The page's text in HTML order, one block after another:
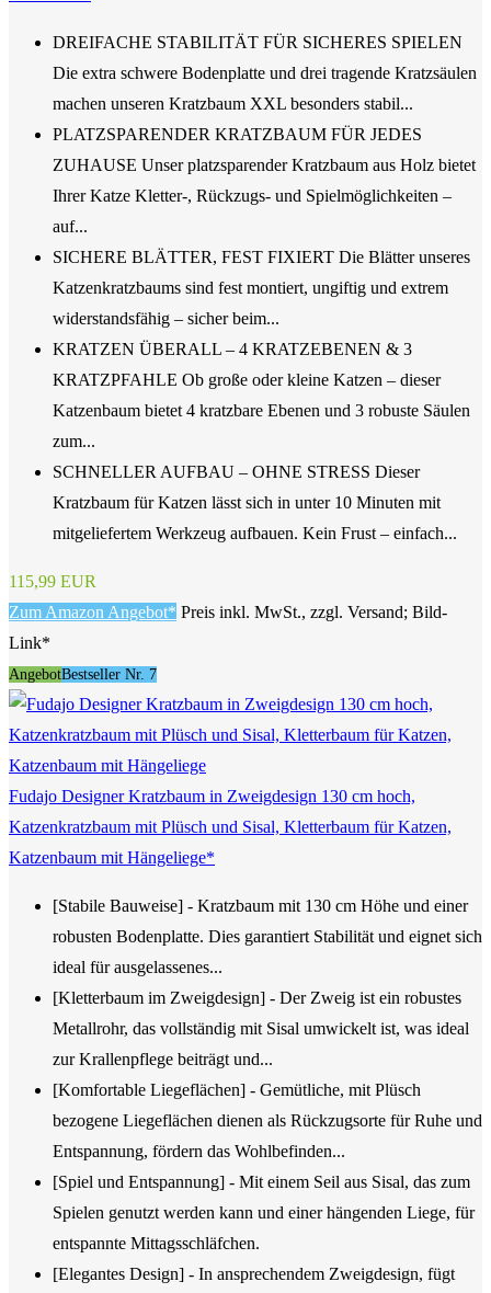
DREIFACHE STABILITÄT FÜR SICHERES SPIELEN
Die extra schwere Bodenplatte und drei tragende Kratzsäulen
machen unseren Kratzbaum XXL besonders stabil...
PLATZSPARENDER KRATZBAUM FÜR JEDES
ZUHAUSE Unser platzsparender Kratzbaum aus Holz bietet
Ihrer Katze Kletter-, Rückzugs- und Spielmöglichkeiten –
auf...
SICHERE BLÄTTER, FEST FIXIERT Die Blätter unseres
Katzenkratzbaums sind fest montiert, ungiftig und extrem
widerstandsfähig – sicher beim...
KRATZEN ÜBERALL – 4 KRATZEBENEN & 3
KRATZPFAHLE Ob große oder kleine Katzen – dieser
Katzenbaum bietet 4 kratzbare Ebenen und 3 robuste Säulen
zum...
SCHNELLER AUFBAU – OHNE STRESS Dieser
Kratzbaum für Katzen lässt sich in unter 10 Minuten mit
mitgeliefertem Werkzeug aufbauen. Kein Frust – einfach...
115,99 EUR
Zum Amazon Angebot* Preis inkl. MwSt., zzgl. Versand; Bild-
Link*
AngebotBestseller Nr. 7
Fudajo Designer Kratzbaum in Zweigdesign 130 cm hoch,
Katzenkratzbaum mit Plüsch und Sisal, Kletterbaum für Katzen,
Katzenbaum mit Hängeliege*
[Stabile Bauweise] - Kratzbaum mit 130 cm Höhe und einer
robusten Bodenplatte. Dies garantiert Stabilität und eignet sich
ideal für ausgelassenes...
[Kletterbaum im Zweigdesign] - Der Zweig ist ein robustes
Metallrohr, das vollständig mit Sisal umwickelt ist, was ideal
zur Krallenpflege beiträgt und...
[Komfortable Liegeflächen] - Gemütliche, mit Plüsch
bezogene Liegeflächen dienen als Rückzugsorte für Ruhe und
Entspannung, fördern das Wohlbefinden...
[Spiel und Entspannung] - Mit einem Seil aus Sisal, das zum
Spielen genutzt werden kann und einer hängenden Liege, für
entspannte Mittagsschläfchen.
[Elegantes Design] - In ansprechendem Zweigdesign, fügt